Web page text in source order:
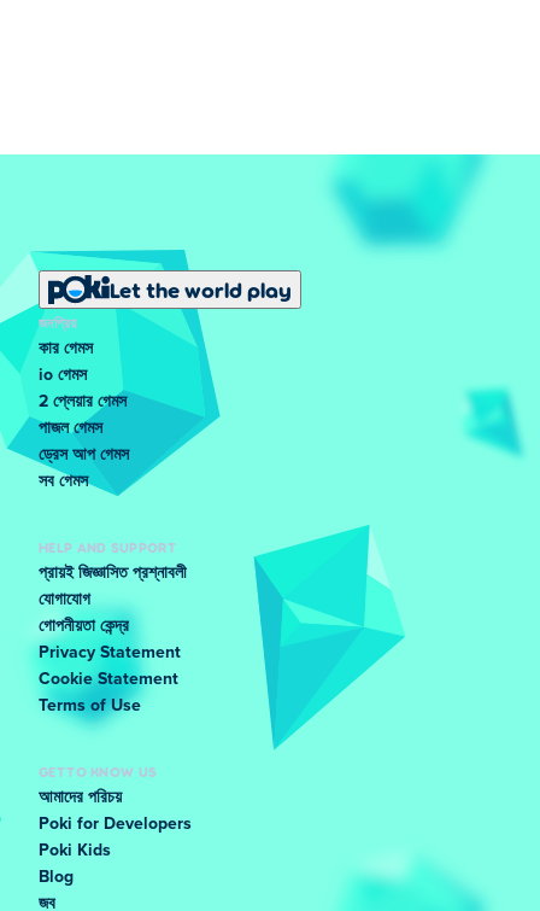
Let the world play
জনপ্রিয়
কার গেমস
io গেমস
2 প্লেয়ার গেমস
পাজল গেমস
ড্রেস আপ গেমস
সব গেমস
HELP AND SUPPORT
প্রায়ই জিজ্ঞাসিত প্রশ্নাবলী
যোগাযোগ
গোপনীয়তা কেন্দ্র
Privacy Statement
Cookie Statement
Terms of Use
GET TO KNOW US
আমাদের পরিচয়
Poki for Developers
Poki Kids
Blog
জব